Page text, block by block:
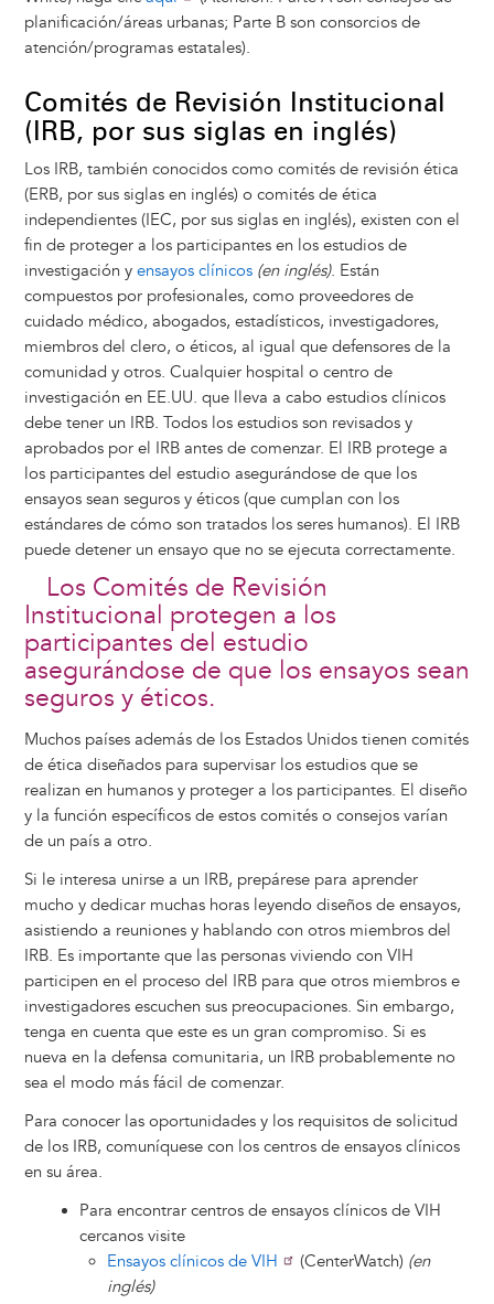
planificación/áreas urbanas; Parte B son consorcios de
atención/programas estatales).
Comités de Revisión Institucional
(IRB, por sus siglas en inglés)
Los IRB, también conocidos como comités de revisión ética
(ERB, por sus siglas en inglés) o comités de ética
independientes (IEC, por sus siglas en inglés), existen con el
fin de proteger a los participantes en los estudios de
investigación y ensayos clínicos (en inglés). Están
compuestos por profesionales, como proveedores de
cuidado médico, abogados, estadísticos, investigadores,
miembros del clero, o éticos, al igual que defensores de la
comunidad y otros. Cualquier hospital o centro de
investigación en EE.UU. que lleva a cabo estudios clínicos
debe tener un IRB. Todos los estudios son revisados y
aprobados por el IRB antes de comenzar. El IRB protege a
los participantes del estudio asegurándose de que los
ensayos sean seguros y éticos (que cumplan con los
estándares de cómo son tratados los seres humanos). El IRB
puede detener un ensayo que no se ejecuta correctamente.
Los Comités de Revisión
Institucional protegen a los
participantes del estudio
asegurándose de que los ensayos sean
seguros y éticos.
Muchos países además de los Estados Unidos tienen comités
de ética diseñados para supervisar los estudios que se
realizan en humanos y proteger a los participantes. El diseño
y la función específicos de estos comités o consejos varían
de un país a otro.
Si le interesa unirse a un IRB, prepárese para aprender
mucho y dedicar muchas horas leyendo diseños de ensayos,
asistiendo a reuniones y hablando con otros miembros del
IRB. Es importante que las personas viviendo con VIH
participen en el proceso del IRB para que otros miembros e
investigadores escuchen sus preocupaciones. Sin embargo,
tenga en cuenta que este es un gran compromiso. Si es
nueva en la defensa comunitaria, un IRB probablemente no
sea el modo más fácil de comenzar.
Para conocer las oportunidades y los requisitos de solicitud
de los IRB, comuníquese con los centros de ensayos clínicos
en su área.
Para encontrar centros de ensayos clínicos de VIH
cercanos visite
Ensayos clínicos de VIH
(CenterWatch) (en
inglés)